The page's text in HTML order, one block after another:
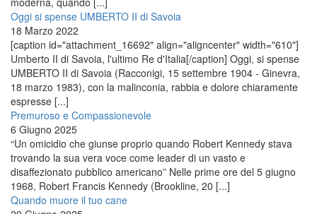
Oggi si spense UMBERTO II di Savoia
18 Marzo 2022
[caption id="attachment_16692" align="aligncenter" width="610"]
Umberto II di Savoia, l'ultimo Re d'Italia[/caption] Oggi, si spense
UMBERTO II di Savoia (Racconigi, 15 settembre 1904 - Ginevra,
18 marzo 1983), con la malinconia, rabbia e dolore chiaramente
espresse [...]
Premuroso e Compassionevole
6 Giugno 2025
“Un omicidio che giunse proprio quando Robert Kennedy stava
trovando la sua vera voce come leader di un vasto e
disaffezionato pubblico americano” Nelle prime ore del 5 giugno
1968, Robert Francis Kennedy (Brookline, 20 [...]
Quando muore il tuo cane